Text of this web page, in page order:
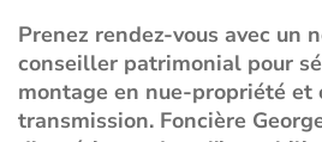
Prenez rendez-vous avec un
conseiller patrimonial pour
montage en nue-propriété et
transmission. Foncière